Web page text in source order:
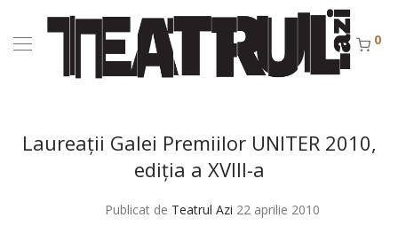
0
Laureaţii Galei Premiilor UNITER 2010,
ediţia a XVIII-a
Publicat de Teatrul Azi 22 aprilie 2010